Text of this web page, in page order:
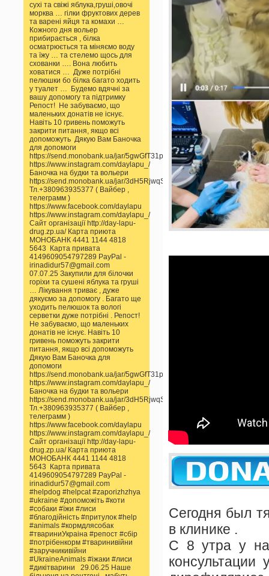
сухі та свіжі яблука,груші,овочі
морква … гілки фруктових дерев
та варені яйця та комахи …
Кожного дня вольер
прибирається , білка
осматрюється та міняємо воду
та їжу … та стелемо щось для
схованки …. Вона любить
ховатися … Дуже потрібні
пелюшки бо білка багато ходить
у туалет … Будемо вдячні за
вашу допомогу та підтримку
Репост! Не забуваємо, що
маленьких донатів не існує.
Навіть 10 гривень поможуть
закрити питання, якщо всі
допоможуть Дякую Вам Баночка
для допомоги
https://send.monobank.ua/jar/5gwGfT31pp
https://www.instagram.com/daylapu_/
Баночка на будки та вольери
https://send.monobank.ua/jar/3dH5RjwqSS
Тл.+380963935377 ( Вайбер ,
телеграмм )
https://www.facebook.com/daylapu
https://www.instagram.com/daylapu_/
Сайт організації http://day-lapu-
drug.zp.ua/ Карта приюта
МОНОБАНК 4441 1144 4818
5643 Карта привата
4149609054797289 PayPal -
irinadidur57@gmail.com
07.07.25 Закупили для білочки
горіхи та сушені яблука та груші
… Лікування триває , дуже
дякуємо за допомогу . Багато ще
уходить пелюшок та вологі
серветки дуже потрібні . Репост!
Не забуваємо, що маленьких
донатів не існує. Навіть 10
гривень поможуть закрити
питання, якщо всі допоможуть
Дякую Вам Баночка для
допомоги
https://send.monobank.ua/jar/5gwGfT31pp
https://www.instagram.com/daylapu_/
Баночка на будки та вольери
https://send.monobank.ua/jar/3dH5RjwqSS
Тл.+380963935377 ( Вайбер ,
телеграмм )
https://www.facebook.com/daylapu
https://www.instagram.com/daylapu_/
Сайт організації http://day-lapu-
drug.zp.ua/ Карта приюта
МОНОБАНК 4441 1144 4818
5643 Карта привата
4149609054797289 PayPal -
irinadidur57@gmail.com
#helpdog #helpcat #zaporizhzhya
#ukraine #допоможіть #коти
#собаки #їжи #лиси
#благодійність #притулок #help
#animals #кормдлясобак
#твариниУкраіна #репост #сбір
#потрібенкорм #тваринивійни
#заручникивійни
#UkraineAnimals #іжаки #лиси
#дикітварини 29.06.25 Наше
Сегодня был
в клинике .
С 8 утра у